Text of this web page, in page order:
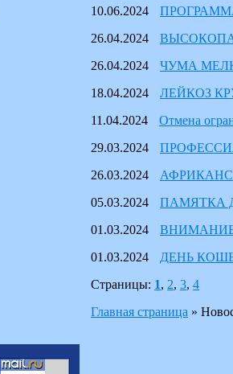
10.06.2024
26.04.2024
26.04.2024
ЧУМА
18.04.2024
ЛЕЙКОЗ
11.04.2024
Отмена
29.03.2024
26.03.2024
05.03.2024
ПАМЯТКА
01.03.2024
01.03.2024
ДЕНЬ
Страницы: 1, 2, 3, 4
Главная страница »